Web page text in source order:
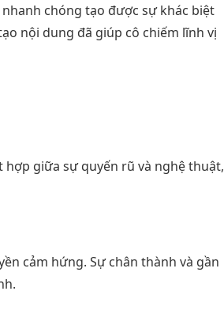
chóng tạo được sự khác biệt
nội dung đã giúp cô chiếm lĩnh vị
giữa sự quyến rũ và nghệ thuật,
cảm hứng. Sự chân thành và gần